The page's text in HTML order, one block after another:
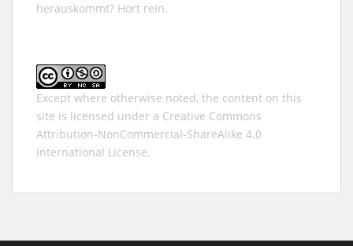
herauskommt? Hört rein.
Except where otherwise noted, the content on this
site is licensed under a Creative Commons
Attribution-NonCommercial-ShareAlike 4.0
International License.